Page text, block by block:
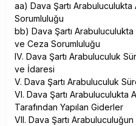
aa) Dava Şartı
Sorumluluğu
bb) Dava Şartı
ve Ceza Sorumluluğu
IV. Dava Şartı Arabuluculuk
ve İdaresi
V. Dava Şartı Arabuluculuk
VI. Dava Şartı Arabuluculukta
Tarafından Yapılan Giderler
VII. Dava Şartı